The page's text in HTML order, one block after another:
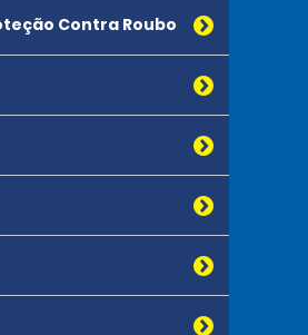
Contra Roubo